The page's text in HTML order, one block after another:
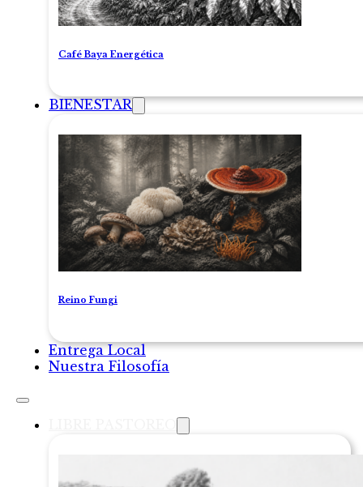
Café Baya Energética
BIENESTAR
Reino Fungi
Entrega Local
Nuestra Filosofía